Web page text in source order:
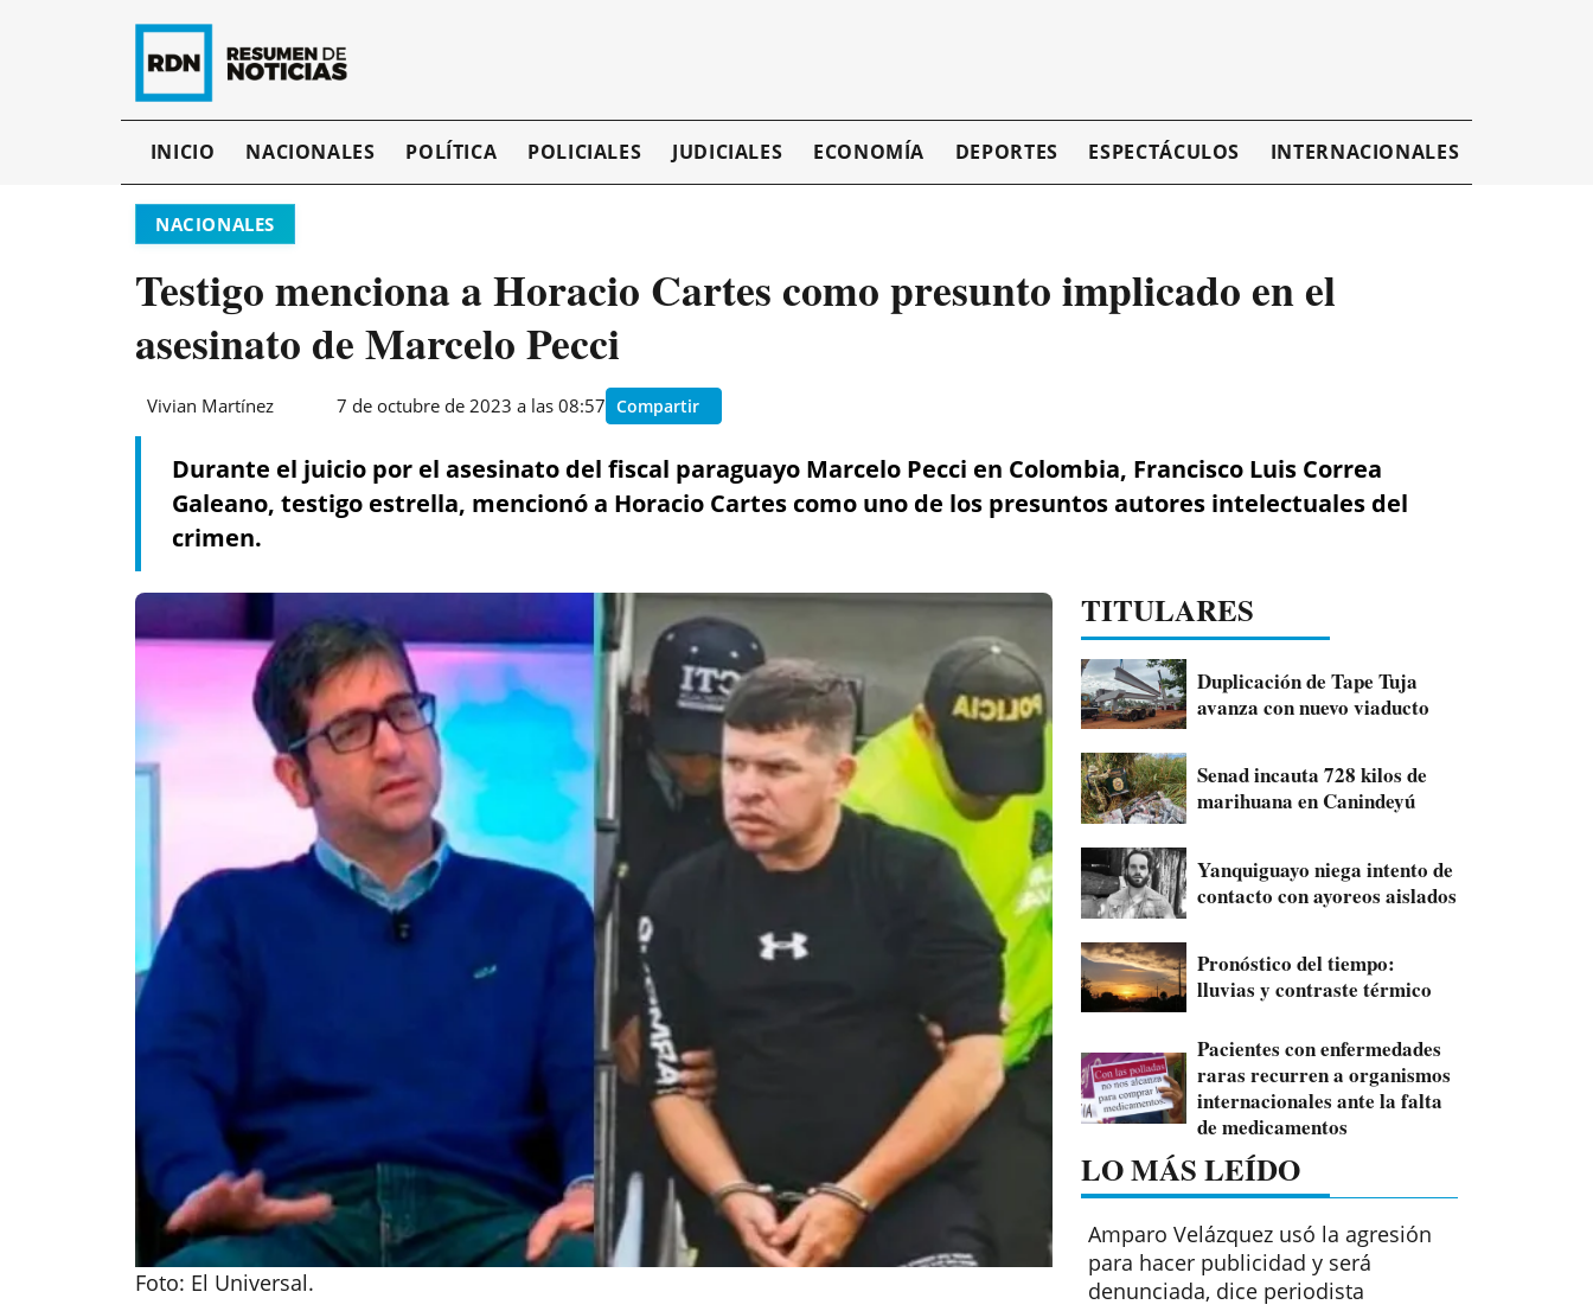
INICIO NACIONALES POLÍTICA POLICIALES JUDICIALES ECONOMÍA DEPORTES ESPECTÁCULOS INTERNACIONALES
NACIONALES
Testigo menciona a Horacio Cartes como presunto implicado en el
asesinato de Marcelo Pecci
Vivian Martínez 7 de octubre de 2023 a las 08:57 Compartir
Durante el juicio por el asesinato del fiscal paraguayo Marcelo Pecci en Colombia, Francisco Luis Correa
Galeano, testigo estrella, mencionó a Horacio Cartes como uno de los presuntos autores intelectuales del
crimen.
Foto: El Universal.
TITULARES
Duplicación de Tape Tuja
avanza con nuevo viaducto
Senad incauta 728 kilos de
marihuana en Canindeyú
Yanquiguayo niega intento de
contacto con ayoreos aislados
Pronóstico del tiempo:
lluvias y contraste térmico
Pacientes con enfermedades
raras recurren a organismos
internacionales ante la falta
de medicamentos
LO MÁS LEÍDO
Amparo Velázquez usó la agresión
para hacer publicidad y será
denunciada, dice periodista